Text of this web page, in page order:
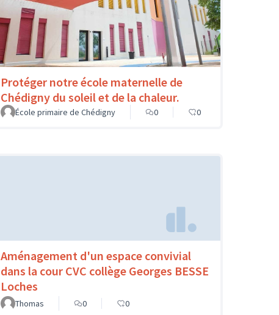
Protéger notre école maternelle de
Chédigny du soleil et de la chaleur.
École primaire de Chédigny 0 0
Aménagement d'un espace convivial
dans la cour CVC collège Georges BESSE
Loches
Thomas 0 0